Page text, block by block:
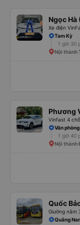
Ngọc Hà
Tam Kỳ
1 giờ 30
Nội thành
Phương
Vinfast 4 chỗ
Văn
1 giờ 40
Nội thành
Quốc
Giường nằm
Quãng